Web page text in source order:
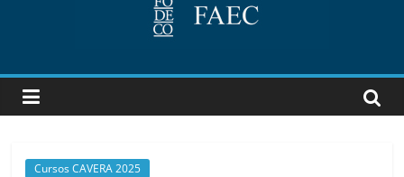
y
Equipamiento
Urbano
Cursos CAVERA 2025